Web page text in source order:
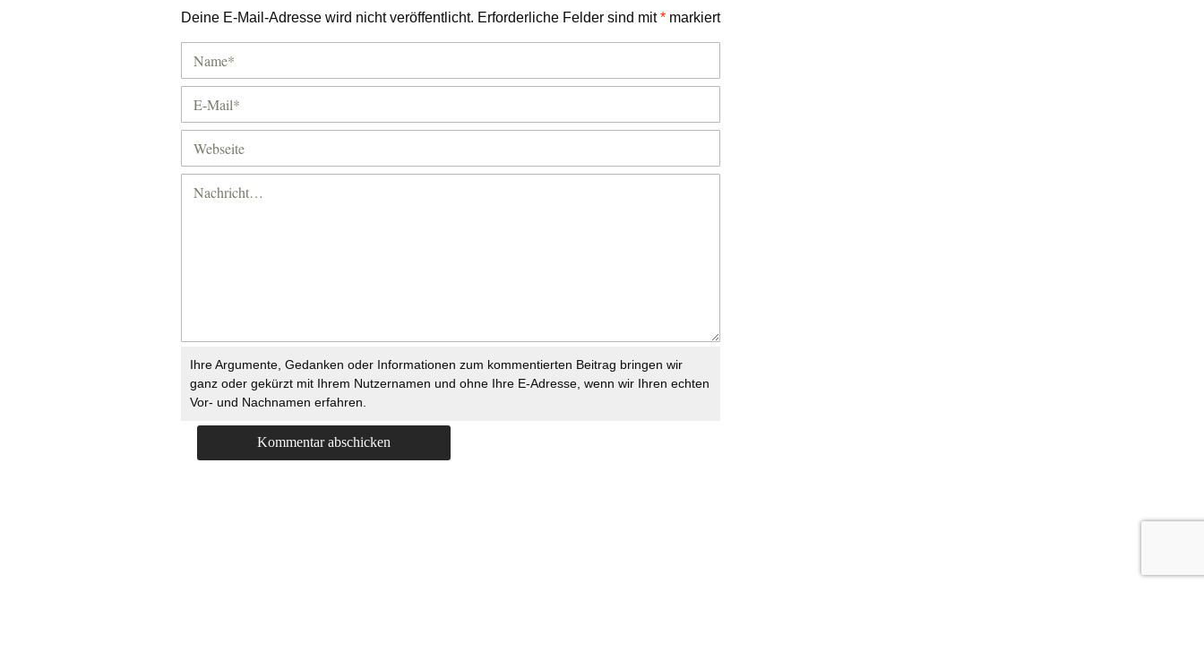
Deine E-Mail-Adresse wird nicht veröffentlicht. Erforderliche Felder sind mit* markiert
Ihre Argumente, Gedanken oder Informationen zum kommentierten Beitrag bringen wir
ganz oder gekürzt mit Ihrem Nutzernamen und ohne Ihre E-Adresse, wenn wir Ihren echten
Vor- und Nachnamen erfahren.